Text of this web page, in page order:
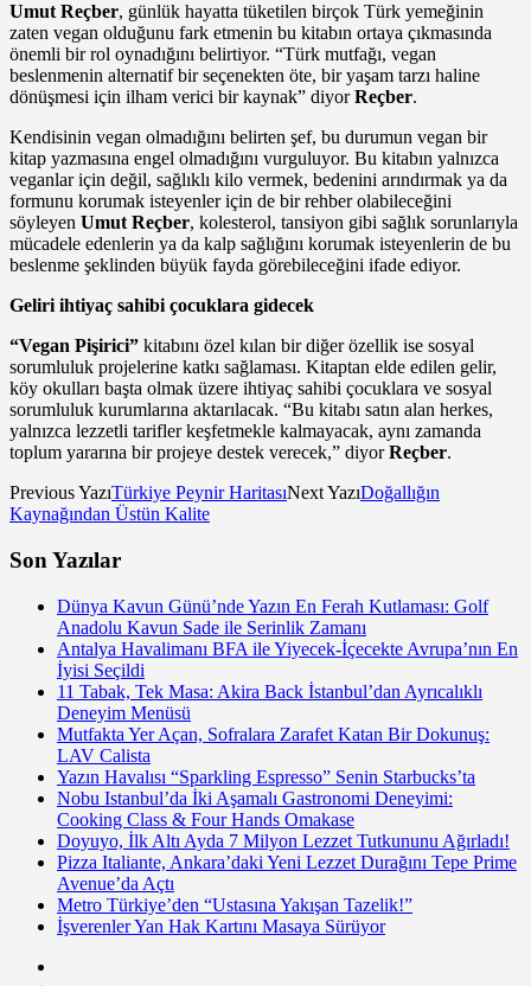
Umut Reçber, günlük hayatta tüketilen birçok Türk yemeğinin
zaten vegan olduğunu fark etmenin bu kitabın ortaya çıkmasında
önemli bir rol oynadığını belirtiyor. “Türk mutfağı, vegan
beslenmenin alternatif bir seçenekten öte, bir yaşam tarzı haline
dönüşmesi için ilham verici bir kaynak” diyorReçber.
Kendisinin vegan olmadığını belirten şef, bu durumun vegan bir
kitap yazmasına engel olmadığını vurguluyor. Bu kitabın yalnızca
veganlar için değil, sağlıklı kilo vermek, bedenini arındırmak ya da
formunu korumak isteyenler için de bir rehber olabileceğini
söyleyen Umut Reçber, kolesterol, tansiyon gibi sağlık sorunlarıyla
mücadele edenlerin ya da kalp sağlığını korumak isteyenlerin de bu
beslenme şeklinden büyük fayda görebileceğini ifade ediyor.
Geliri ihtiyaç sahibi çocuklara gidecek
“Vegan Pişirici” kitabını özel kılan bir diğer özellik ise sosyal
sorumluluk projelerine katkı sağlaması. Kitaptan elde edilen gelir,
köy okulları başta olmak üzere ihtiyaç sahibi çocuklara ve sosyal
sorumluluk kurumlarına aktarılacak. “Bu kitabı satın alan herkes,
yalnızca lezzetli tarifler keşfetmekle kalmayacak, aynı zamanda
toplum yararına bir projeye destek verecek,” diyorReçber.
Previous YazıTürkiye Peynir HaritasıNext YazıDoğallığın
Kaynağından Üstün Kalite
Son Yazılar
Dünya Kavun Günü’nde Yazın En Ferah Kutlaması: Golf
Anadolu Kavun Sade ile Serinlik Zamanı
Antalya Havalimanı BFA ile Yiyecek-İçecekte Avrupa’nın En
İyisi Seçildi
11 Tabak, Tek Masa: Akira Back İstanbul’dan Ayrıcalıklı
Deneyim Menüsü
Mutfakta Yer Açan, Sofralara Zarafet Katan Bir Dokunuş:
LAV Calista
Yazın Havalısı “Sparkling Espresso” Senin Starbucks’ta
Nobu Istanbul’da İki Aşamalı Gastronomi Deneyimi:
Cooking Class & Four Hands Omakase
Doyuyo, İlk Altı Ayda 7 Milyon Lezzet Tutkununu Ağırladı!
Pizza Italiante, Ankara’daki Yeni Lezzet Durağını Tepe Prime
Avenue’da Açtı
Metro Türkiye’den “Ustasına Yakışan Tazelik!”
İşverenler Yan Hak Kartını Masaya Sürüyor